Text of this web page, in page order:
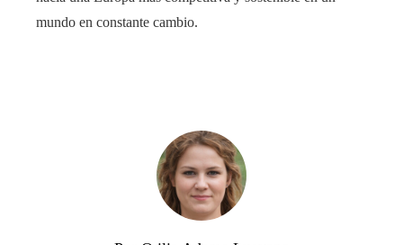
mundo en constante cambio.